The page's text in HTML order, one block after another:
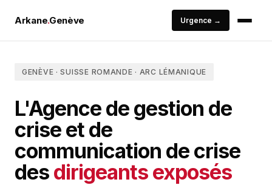
Arkane.Genève Urgence →
GENÈVE · SUISSE ROMANDE · ARC LÉMANIQUE
L'Agence de gestion de
crise et de
communication de crise
desdirigeants exposés